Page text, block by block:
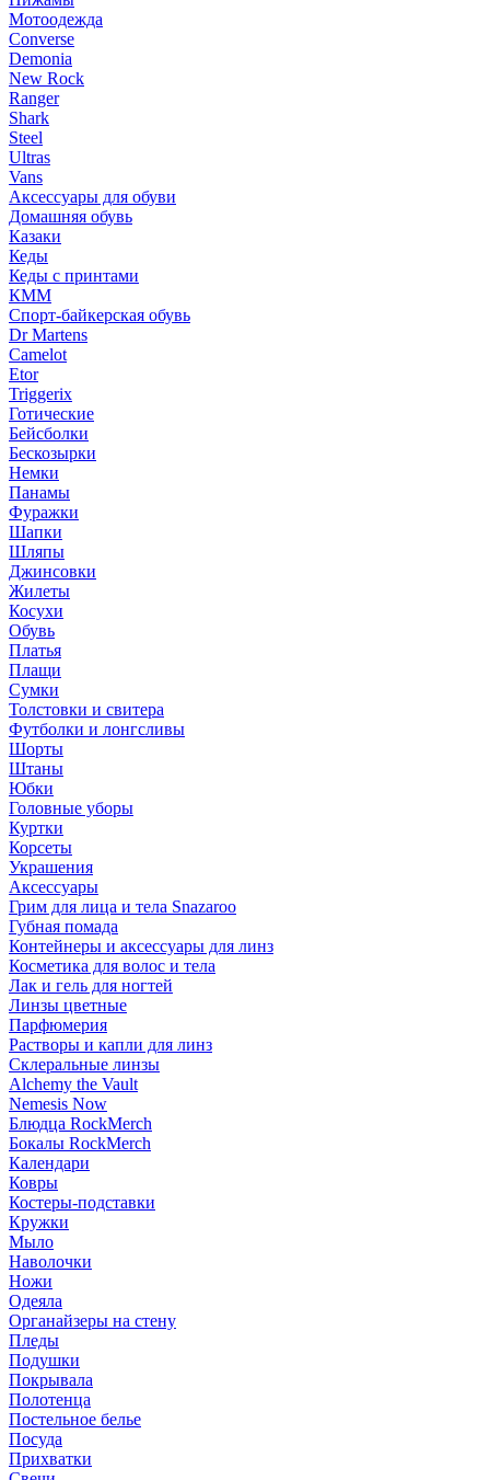
Мотоодежда
Converse
Demonia
New Rock
Ranger
Shark
Steel
Ultras
Vans
Аксессуары для обуви
Домашняя обувь
Казаки
Кеды
Кеды с принтами
КММ
Спорт-байкерская обувь
Dr Martens
Camelot
Etor
Triggerix
Готические
Бейсболки
Бескозырки
Немки
Панамы
Фуражки
Шапки
Шляпы
Джинсовки
Жилеты
Косухи
Обувь
Платья
Плащи
Сумки
Толстовки и свитера
Футболки и лонгсливы
Шорты
Штаны
Юбки
Головные уборы
Куртки
Корсеты
Украшения
Аксессуары
Грим для лица и тела Snazaroo
Губная помада
Контейнеры и аксессуары для линз
Косметика для волос и тела
Лак и гель для ногтей
Линзы цветные
Парфюмерия
Растворы и капли для линз
Склеральные линзы
Alchemy the Vault
Nemesis Now
Блюдца RockMerch
Бокалы RockMerch
Календари
Ковры
Костеры-подставки
Кружки
Мыло
Наволочки
Ножи
Одеяла
Органайзеры на стену
Пледы
Подушки
Покрывала
Полотенца
Постельное белье
Посуда
Прихватки